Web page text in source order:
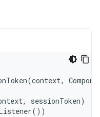
(context,
, sessionToken)
())